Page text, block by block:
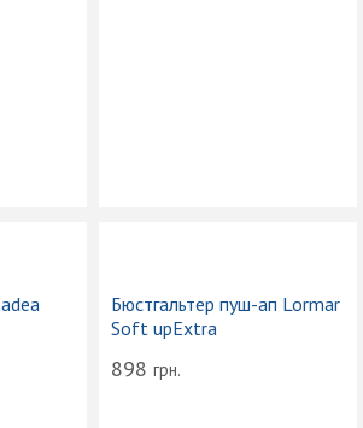
Бюстгальтер пуш-ап Lormar
Soft upExtra
898 грн.